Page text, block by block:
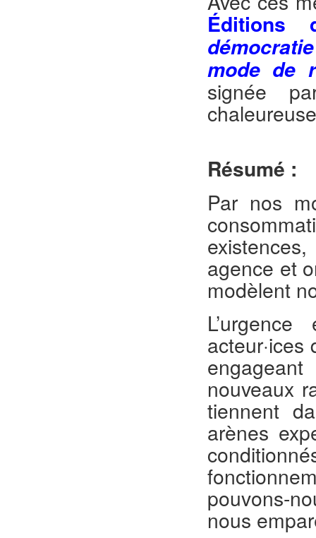
Éditions
mode de
signée
Résumé :
Par nos
agence et
modèlent
nouveaux
tiennent
arènes
pouvons-
nous